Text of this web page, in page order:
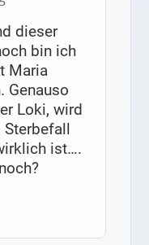
dieser
bin ich
Maria
Genauso
Loki, wird
ist….